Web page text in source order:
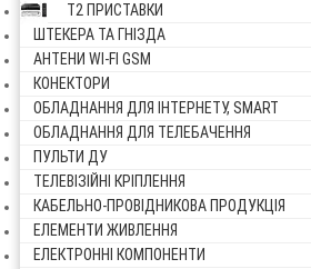
Т2 ПРИСТАВКИ
ШТЕКЕРА ТА ГНІЗДА
АНТЕНИ WI-FI GSM
КОНЕКТОРИ
ОБЛАДНАННЯ ДЛЯ ІНТЕРНЕТУ, SMART
ОБЛАДНАННЯ ДЛЯ ТЕЛЕБАЧЕННЯ
ПУЛЬТИ ДУ
ТЕЛЕВІЗІЙНІ КРІПЛЕННЯ
КАБЕЛЬНО-ПРОВІДНИКОВА ПРОДУКЦІЯ
ЕЛЕМЕНТИ ЖИВЛЕННЯ
ЕЛЕКТРОННІ КОМПОНЕНТИ